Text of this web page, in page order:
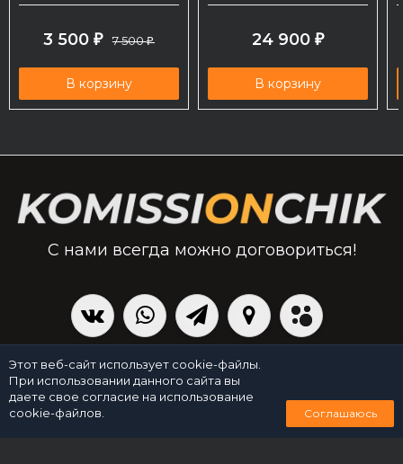
3 500 ₽ 7 500₽
В корзину
24 900 ₽
В корзину
С нами всегда можно договориться!
Политика персональных данных | Создано командой x³.run
0
Этот веб-сайт использует cookie-файлы.
При использовании данного сайта вы
даете свое согласие на использование
cookie-файлов.
Соглашаюсь